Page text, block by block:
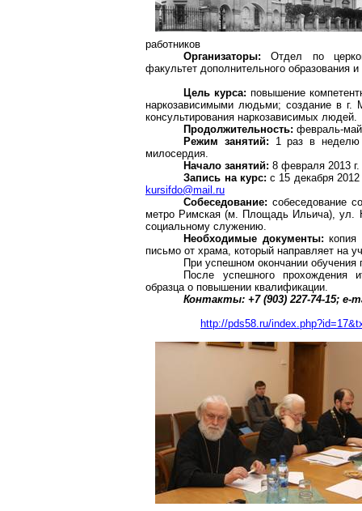
работников
Организаторы: Отдел по
факультет дополнительного образования
Цель курса: повышение
наркозависимыми людьми; создание в г.
консультирования наркозависимых людей.
Продолжительность: февраль-
Режим занятий: 1 раз в
милосердия.
Начало занятий: 8 февраля2013 г.
Запись на курс: с 15 декабря
kursifdo@mail.ru
Собеседование: собеседование
метро Римская (м. Площадь Ильича), ул.
социальному служению.
Необходимые документы: копия
письмо от храма, который направляет на
При успешном окончании обучения
После успешного прохождения
образца о повышении квалификации.
Контакты: +7 (903) 227-74-15; e-
http://pds58.ru/